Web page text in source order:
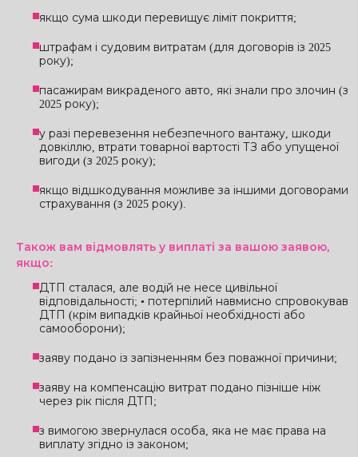
якщо сума шкоди перевищує ліміт покриття;
штрафам і судовим витратам (для договорів із 2025
року);
пасажирам викраденого авто, які знали про злочин (з
2025 року);
у разі перевезення небезпечного вантажу, шкоди
довкіллю, втрати товарної вартості ТЗ або упущеної
вигоди (з 2025 року);
якщо відшкодування можливе за іншими договорами
страхування (з 2025 року).
Також вам відмовлять у виплаті за вашою заявою,
якщо:
ДТП сталася, але водій не несе цивільної
відповідальності; • потерпілий навмисно спровокував
ДТП (крім випадків крайньої необхідності або
самооборони);
заяву подано із запізненням без поважної причини;
заяву на компенсацію витрат подано пізніше ніж
через рік після ДТП;
з вимогою звернулася особа, яка не має права на
виплату згідно із законом;